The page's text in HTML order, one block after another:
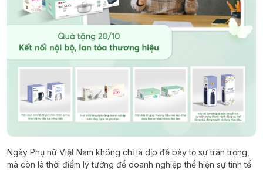
Ngày Phụ nữ Việt Nam không chỉ là dịp để bày tỏ sự trân trọng,
mà còn là thời điểm lý tưởng để doanh nghiệp thể hiện sự tinh tế